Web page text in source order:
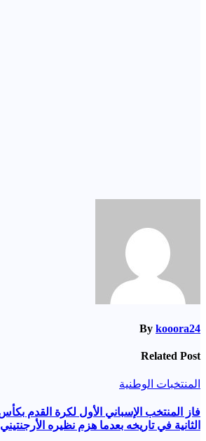
By kooora24
Related Post
المنتخبات الوطنية
الثانية في تاريخه بعدما هزم نظيره الأرجنتيني